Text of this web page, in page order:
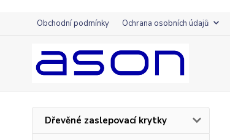
Obchodní podmínky Ochrana osobních údajů
Dřevěné zaslepovací krytky